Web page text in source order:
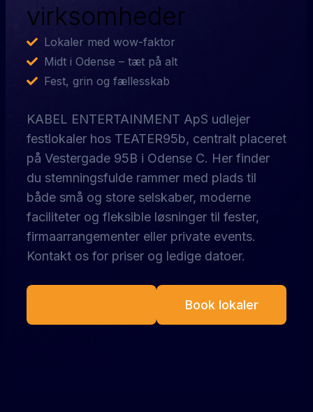
virksomheder
Lokaler med wow-faktor
Midt i Odense – tæt på alt
Fest, grin og fællesskab
KABEL ENTERTAINMENT ApS udlejer
festlokaler hos TEATER95b, centralt placeret
på Vestergade 95B i Odense C. Her finder
du stemningsfulde rammer med plads til
både små og store selskaber, moderne
faciliteter og fleksible løsninger til fester,
firmaarrangementer eller private events.
Kontakt os for priser og ledige datoer.
Book lokaler